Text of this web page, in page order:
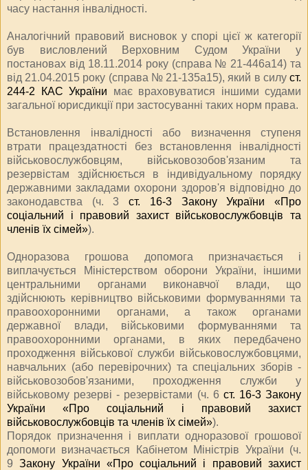
часу настання інвалідності.
Аналогічний правовий висновок у спорі цієї ж категорії
був висловлений Верховним Судом України у
постановах від 18.11.2014 року (справа № 21-446а14) та
від 21.04.2015 року (справа № 21-135а15), який в силу ст.
244-2 КАС України має враховуватися іншими судами
загальної юрисдикції при застосуванні таких норм права.
Встановлення інвалідності або визначення ступеня
втрати працездатності без встановлення інвалідності
військовослужбовцям, військовозобов'язаним та
резервістам здійснюється в індивідуальному порядку
державними закладами охорони здоров'я відповідно до
законодавства (ч. 3ст. 16-3 Закону України «Про
соціальний і правовий захист військовослужбовців та
членів їх сімей»).
Одноразова грошова допомога призначається і
виплачується Міністерством оборони України, іншими
центральними органами виконавчої влади, що
здійснюють керівництво військовими формуваннями та
правоохоронними органами, а також органами
державної влади, військовими формуваннями та
правоохоронними органами, в яких передбачено
проходження військової служби військовослужбовцями,
навчальних (або перевірочних) та спеціальних зборів -
військовозобов'язаними, проходження служби у
військовому резерві - резервістами (ч. 6 ст. 16-3 Закону
України «Про соціальний і правовий захист
військовослужбовців та членів їх сімей»).
Порядок призначення і виплати одноразової грошової
допомоги визначається Кабінетом Міністрів України (ч.
9Закону України «Про соціальний і правовий захист